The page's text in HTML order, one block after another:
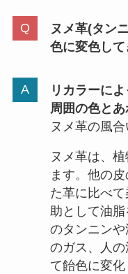
ヌメ革(タン
色に変色して
リカラーに
周囲の色と
ヌメ革の風合
ヌメ革は、
ます。他の
た革に比べ
助として油
のタンニン
のガス、人
て飴色に変